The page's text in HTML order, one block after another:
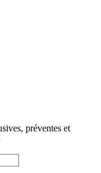
préventes et